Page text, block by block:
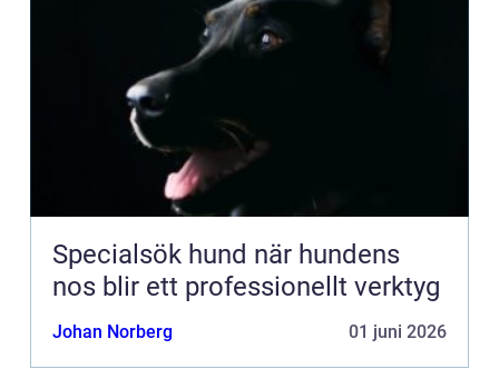
Specialsök hund när hundens
nos blir ett professionellt verktyg
Johan Norberg 01 juni 2026